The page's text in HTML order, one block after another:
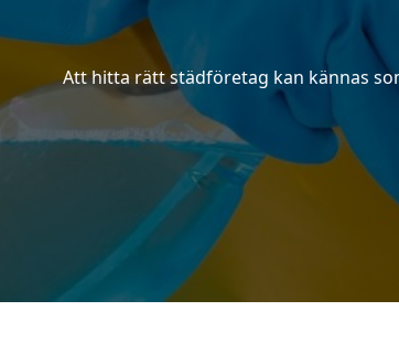
Att hitta rätt städföretag kan kännas